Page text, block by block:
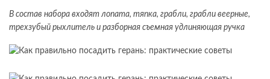
В состав набора входят лопата, тяпка, грабли, грабли веерные,
трехзубый рыхлитель и разборная съемная удлиняющая ручка